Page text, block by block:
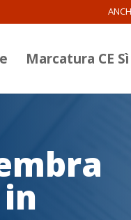
Marcatura CE Sì